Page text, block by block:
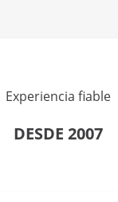
Experiencia fiable
DESDE 2007